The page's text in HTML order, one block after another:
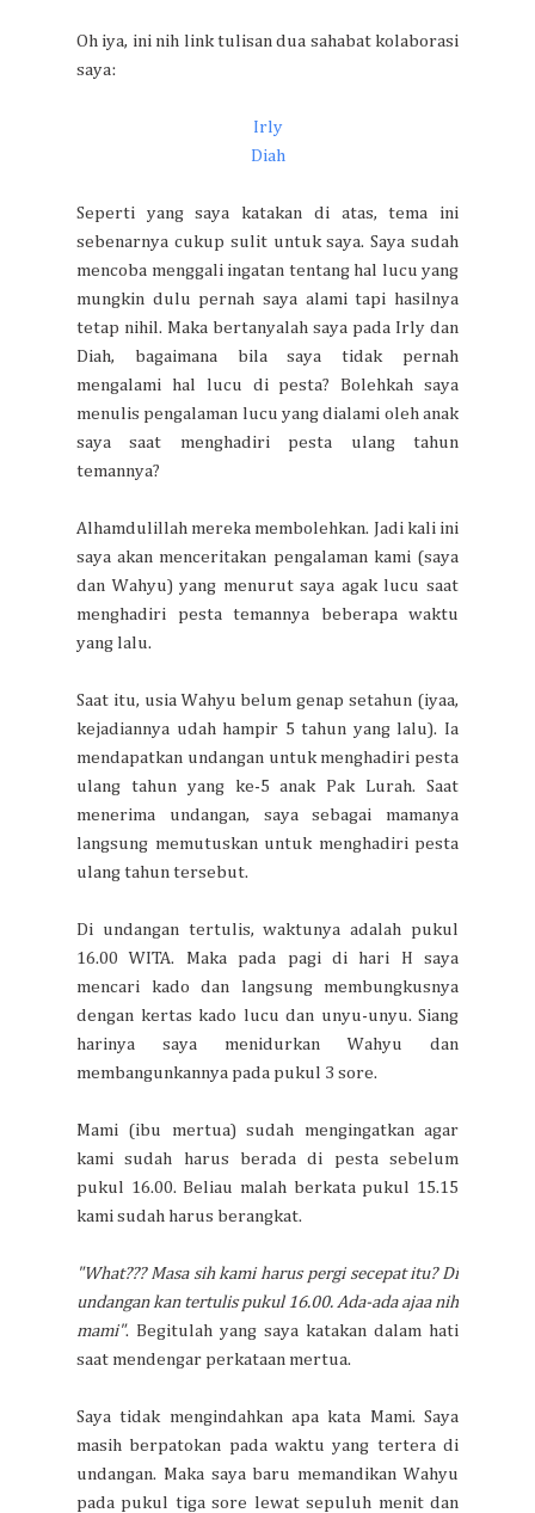
Oh iya, ini nih link tulisan dua sahabat kolaborasi
saya:
Irly
Diah
Seperti yang saya katakan di atas, tema ini
sebenarnya cukup sulit untuk saya. Saya sudah
mencoba menggali ingatan tentang hal lucu yang
mungkin dulu pernah saya alami tapi hasilnya
tetap nihil. Maka bertanyalah saya pada Irly dan
Diah, bagaimana bila saya tidak pernah
mengalami hal lucu di pesta? Bolehkah saya
menulis pengalaman lucu yang dialami oleh anak
saya saat menghadiri pesta ulang tahun
temannya?
Alhamdulillah mereka membolehkan. Jadi kali ini
saya akan menceritakan pengalaman kami (saya
dan Wahyu) yang menurut saya agak lucu saat
menghadiri pesta temannya beberapa waktu
yang lalu.
Saat itu, usia Wahyu belum genap setahun (iyaa,
kejadiannya udah hampir 5 tahun yang lalu). Ia
mendapatkan undangan untuk menghadiri pesta
ulang tahun yang ke-5 anak Pak Lurah. Saat
menerima undangan, saya sebagai mamanya
langsung memutuskan untuk menghadiri pesta
ulang tahun tersebut.
Di undangan tertulis, waktunya adalah pukul
16.00 WITA. Maka pada pagi di hari H saya
mencari kado dan langsung membungkusnya
dengan kertas kado lucu dan unyu-unyu. Siang
harinya saya menidurkan Wahyu dan
membangunkannya pada pukul 3 sore.
Mami (ibu mertua) sudah mengingatkan agar
kami sudah harus berada di pesta sebelum
pukul 16.00. Beliau malah berkata pukul 15.15
kami sudah harus berangkat.
"What??? Masa sih kami harus pergi secepat itu? Di
undangan kan tertulis pukul 16.00. Ada-ada ajaa nih
mami". Begitulah yang saya katakan dalam hati
saat mendengar perkataan mertua.
Saya tidak mengindahkan apa kata Mami. Saya
masih berpatokan pada waktu yang tertera di
undangan. Maka saya baru memandikan Wahyu
pada pukul tiga sore lewat sepuluh menit dan